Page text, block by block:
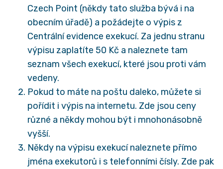
Czech Point (někdy tato služba bývá i na
obecním úřadě) a požádejte o výpis z
Centrální evidence exekucí. Za jednu stranu
výpisu zaplatíte 50 Kč a naleznete tam
seznam všech exekucí, které jsou proti vám
vedeny.
Pokud to máte na poštu daleko, můžete si
pořídit i výpis na internetu. Zde jsou ceny
různé a někdy mohou být i mnohonásobně
vyšší.
Někdy na výpisu exekucí naleznete přímo
jména exekutorů i s telefonními čísly. Zde pak